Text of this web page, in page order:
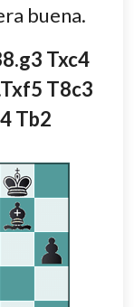
buena.
Txc4
T8c3
Tb2